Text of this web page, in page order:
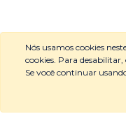
Nós usamos cookies
cookies. Para
Se você continuar